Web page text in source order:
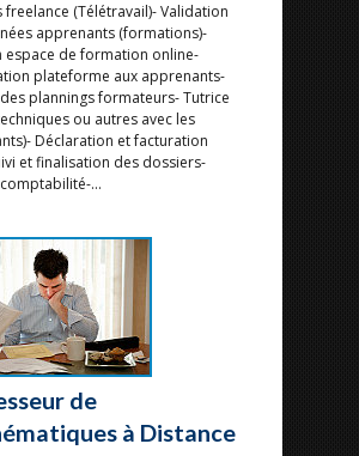
freelance (Télétravail)- Validation
apprenants (formations)-
espace de formation online-
plateforme aux apprenants-
plannings formateurs- Tutrice
ou autres avec les
Déclaration et facturation
et finalisation des dossiers-
...
de
à Distance